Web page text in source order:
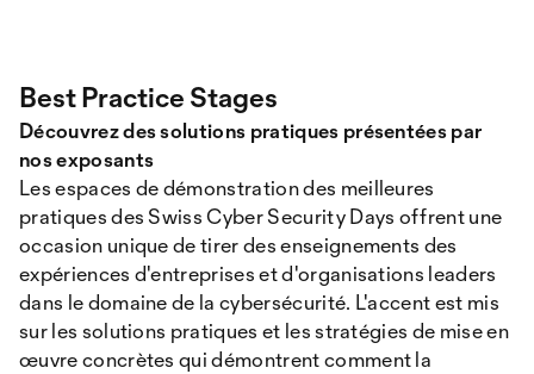
Best Practice Stages
Découvrez des solutions pratiques présentées par
nos exposants
Les espaces de démonstration des meilleures
pratiques des Swiss Cyber ​​Security Days offrent une
occasion unique de tirer des enseignements des
expériences d'entreprises et d'organisations leaders
dans le domaine de la cybersécurité. L'accent est mis
sur les solutions pratiques et les stratégies de mise en
œuvre concrètes qui démontrent comment la